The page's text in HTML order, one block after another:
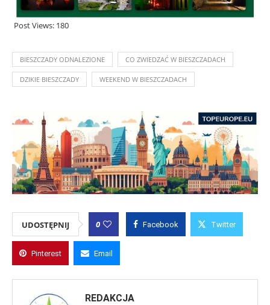
Post Views: 180
BIESZCZADY ODNALEZIONE CO ZWIEDZAĆ W BIESZCZADACH
DZIKIE BIESZCZADY WEEKEND W BIESZCZADACH
UDOSTĘPNIJ 0 Facebook Twitter
Pinterest Email
REDAKCJA